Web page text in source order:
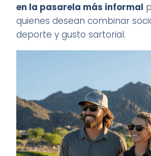
en la pasarela más informal
quienes desean combinar
deporte y gusto sartorial.